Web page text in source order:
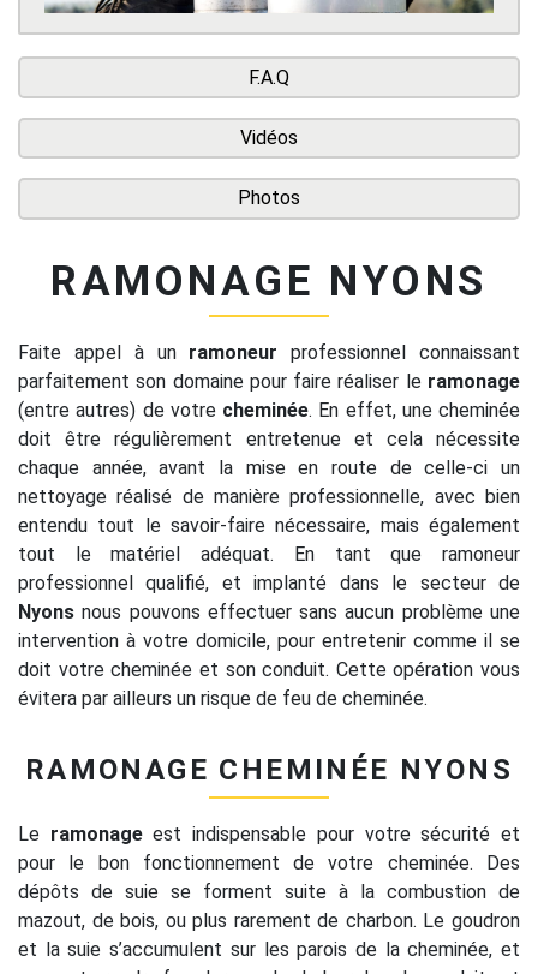
F.A.Q
Vidéos
Photos
RAMONAGE NYONS
Faite appel à un ramoneur professionnel connaissant
parfaitement son domaine pour faire réaliser le ramonage
(entre autres) de votre cheminée. En effet, une cheminée
doit être régulièrement entretenue et cela nécessite
chaque année, avant la mise en route de celle-ci un
nettoyage réalisé de manière professionnelle, avec bien
entendu tout le savoir-faire nécessaire, mais également
tout le matériel adéquat. En tant que ramoneur
professionnel qualifié, et implanté dans le secteur de
Nyons nous pouvons effectuer sans aucun problème une
intervention à votre domicile, pour entretenir comme il se
doit votre cheminée et son conduit. Cette opération vous
évitera par ailleurs un risque de feu de cheminée.
RAMONAGE CHEMINÉE NYONS
Le ramonageest indispensable pour votre sécurité et
pour le bon fonctionnement de votre cheminée. Des
dépôts de suie se forment suite à la combustion de
mazout, de bois, ou plus rarement de charbon. Le goudron
et la suie s’accumulent sur les parois de la cheminée, et